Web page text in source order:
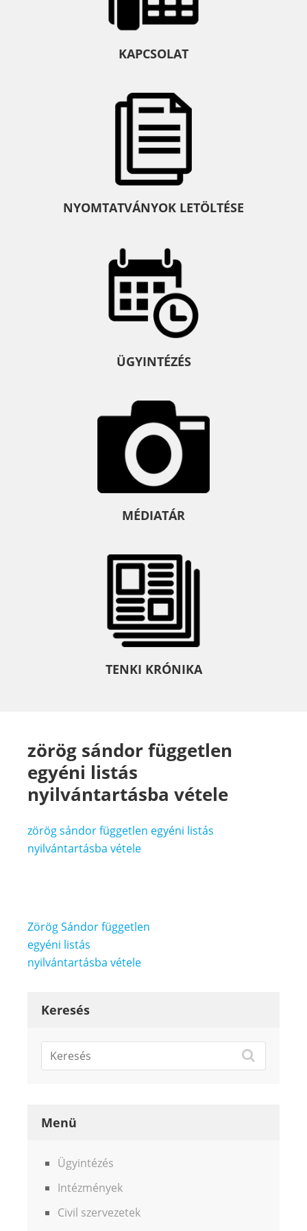
KAPCSOLAT
NYOMTATVÁNYOK LETÖLTÉSE
ÜGYINTÉZÉS
MÉDIATÁR
TENKI KRÓNIKA
zörög sándor független
egyéni listás
nyilvántartásba vétele
zörög sándor független egyéni listás
nyilvántartásba vétele
Bejegyzés
navigáció
Zörög Sándor független
egyéni listás
nyilvántartásba vétele
Keresés
Menü
Ügyintézés
Intézmények
Civil szervezetek